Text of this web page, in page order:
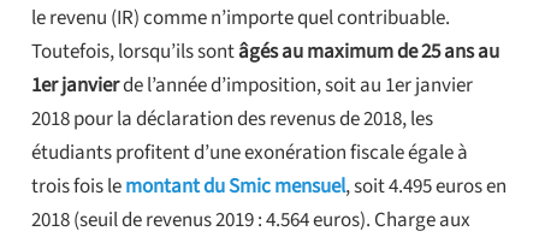
le revenu (IR) comme n’importe quel contribuable.
Toutefois, lorsqu’ils sontâgés au maximum de 25 ans au
1er janvierde l’année d’imposition, soit au 1er janvier
2018pour la déclaration des revenus de 2018, les
étudiants profitent d’une exonération fiscale égale à
trois fois lemontant du Smic mensuel, soit 4.495 euros en
2018 (seuil de revenus 2019 : 4.564 euros). Charge aux